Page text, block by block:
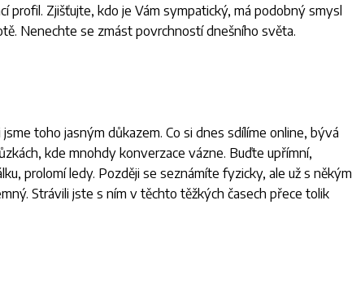
profil. Zjišťujte, kdo je Vám sympatický, má podobný smysl
Nenechte se zmást povrchností dnešního světa.
toho jasným důkazem. Co si dnes sdílíme online, bývá
kde mnohdy konverzace vázne. Buďte upřímní,
prolomí ledy. Později se seznámíte fyzicky, ale už s
Strávili jste s ním v těchto těžkých časech přece tolik